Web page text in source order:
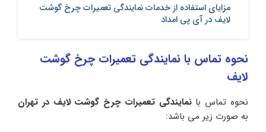
مزایای استفاده از خدمات نمایندگی تعمیرات چرخ گوشت
لایف در آی پی امداد
نحوه تماس با نمایندگی تعمیرات چرخ گوشت
لایف
نحوه تماس با نمایندگی تعمیرات چرخ گوشت لایف در تهران
به صورت زیر می باشد: